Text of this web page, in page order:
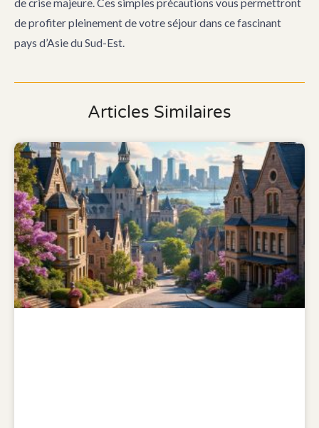
de crise majeure. Ces simples précautions vous permettront
de profiter pleinement de votre séjour dans ce fascinant
pays d’Asie du Sud-Est.
Articles Similaires